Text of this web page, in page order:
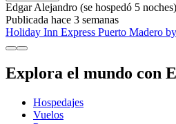
Edgar Alejandro (se hospedó 5 noches)
Publicada hace 3 semanas
Holiday Inn Express Puerto Madero
Explora el mundo con
Hospedajes
Vuelos